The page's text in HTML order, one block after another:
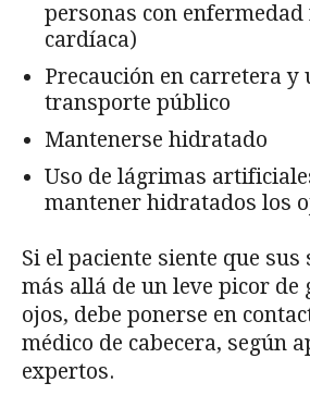
personas con
cardíaca)
Precaución en carretera
transporte público
Mantenerse hidratado
Uso de lágrimas
mantener hidratados los
Si el paciente siente que
más allá de un leve picor de
ojos, debe ponerse en
médico de cabecera, según
expertos.